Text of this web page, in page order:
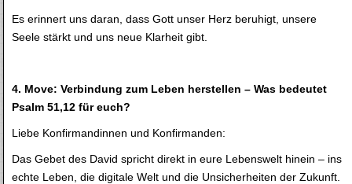
Es erinnert uns daran, dass Gott unser Herz beruhigt, unsere
Seele stärkt und uns neue Klarheit gibt.
4. Move: Verbindung zum Leben herstellen – Was bedeutet
Psalm 51,12 für euch?
Liebe Konfirmandinnen und Konfirmanden:
Das Gebet des David spricht direkt in eure Lebenswelt hinein – ins
echte Leben, die digitale Welt und die Unsicherheiten der Zukunft.